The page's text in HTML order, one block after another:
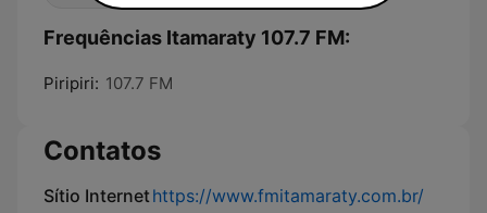
Frequências Itamaraty 107.7 FM:
Piripiri: 107.7 FM
Contatos
Sítio Internethttps://www.fmitamaraty.com.br/